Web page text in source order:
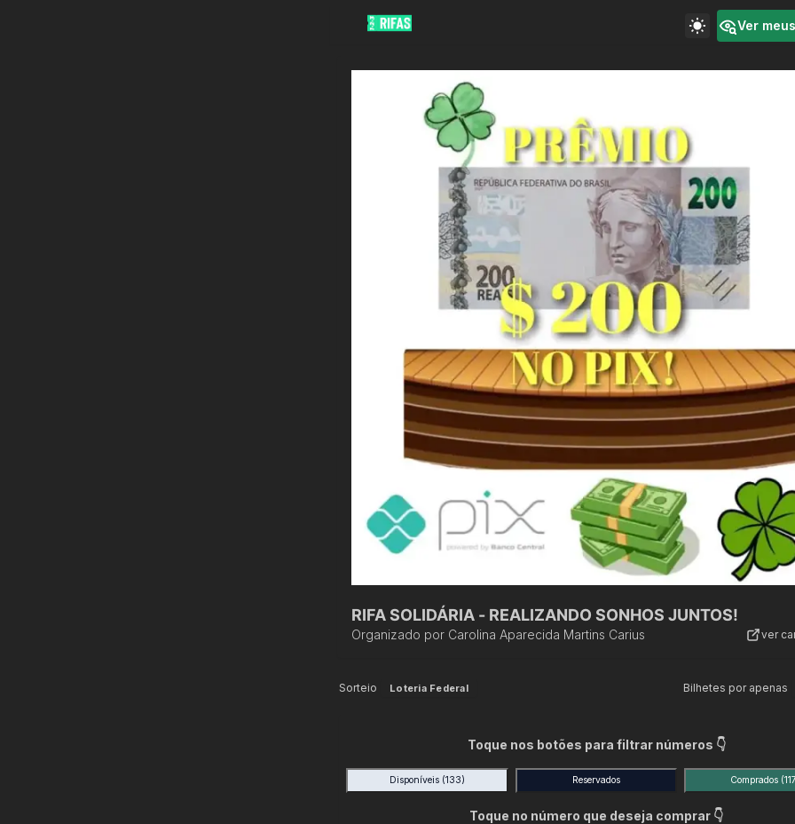
Ver
RIFA SOLIDÁRIA - REALIZANDO SONHOS JUNTOS!
Organizado por Carolina Aparecida Martins Carius ver
Sorteio Loteria Federal Bilhetes por apenas
Toque nos botões para filtrar números 👇
Disponíveis (133) Reservados Comprados
Toque no número que deseja comprar 👇